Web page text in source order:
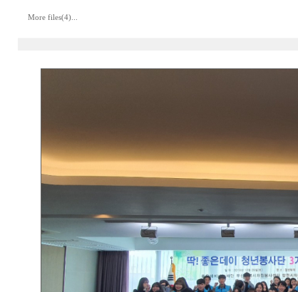
More files(4)...